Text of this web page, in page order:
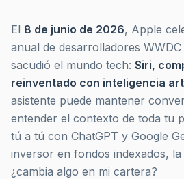
El 8 de junio de 2026, Apple
anual de desarrolladores
sacudió el mundo tech: Siri,
reinventado con inteligencia
asistente puede mantener
entender el contexto de toda tu
tú a tú con ChatGPT y Google
inversor en fondos indexados,
¿cambia algo en mi cartera?